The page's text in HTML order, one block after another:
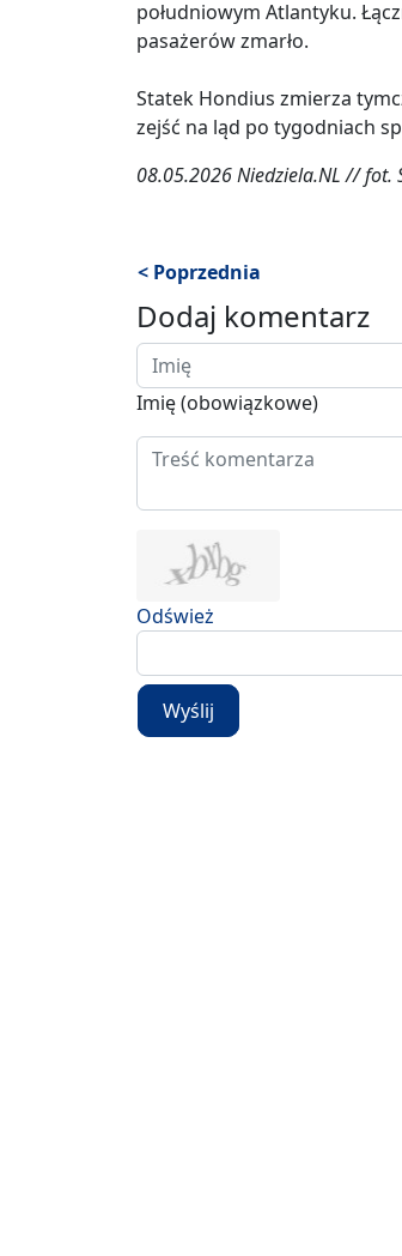
południowym Atlantyku.
pasażerów zmarło.
Statek Hondius zmierza
zejść na ląd po tygodniach
08.05.2026 Niedziela.NL // fot.
< Poprzednia
Dodaj komentarz
Imię (obowiązkowe)
Odśwież
Wyślij